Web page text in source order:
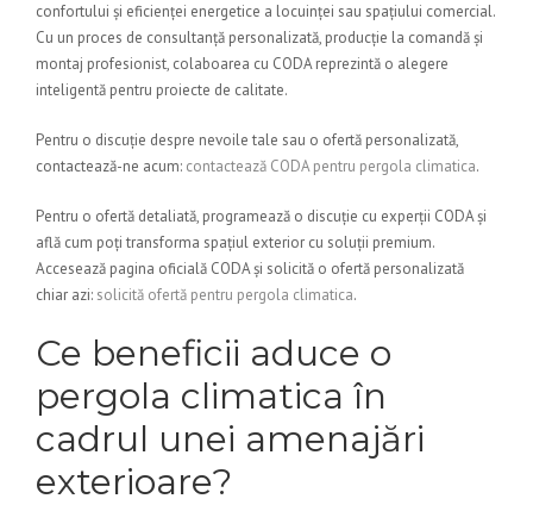
confortului și eficienței energetice a locuinței sau spațiului comercial.
Cu un proces de consultanță personalizată, producție la comandă și
montaj profesionist, colaboarea cu CODA reprezintă o alegere
inteligentă pentru proiecte de calitate.
Pentru o discuție despre nevoile tale sau o ofertă personalizată,
contactează-ne acum: contactează CODA pentru pergola climatica.
Pentru o ofertă detaliată, programează o discuție cu experții CODA și
află cum poți transforma spațiul exterior cu soluții premium.
Accesează pagina oficială CODA și solicită o ofertă personalizată
chiar azi: solicită ofertă pentru pergola climatica.
Ce beneficii aduce o
pergola climatica în
cadrul unei amenajări
exterioare?